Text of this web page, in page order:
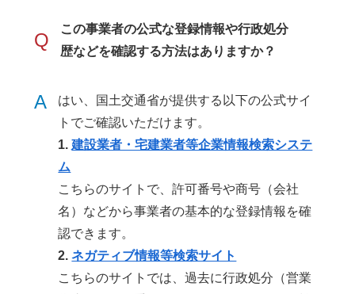
Q
この事業者の公式な登録情報や行政処分
歴などを確認する方法はありますか？
A
はい、国土交通省が提供する以下の公式サイ
トでご確認いただけます。
1.建設業者・宅建業者等企業情報検索システ
ム
こちらのサイトで、許可番号や商号（会社
名）などから事業者の基本的な登録情報を確
認できます。
2.ネガティブ情報等検索サイト
こちらのサイトでは、過去に行政処分（営業